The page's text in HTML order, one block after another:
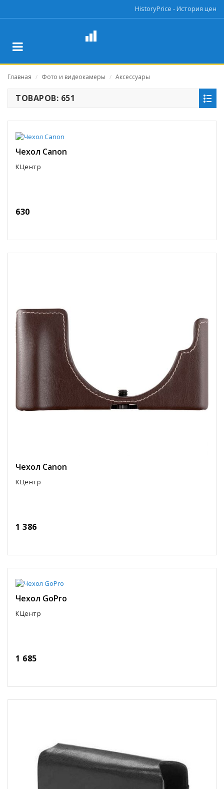
HistoryPrice - История цен
Главная / Фото и видеокамеры / Аксессуары
ТОВАРОВ: 651
Чехол Canon
КЦентр
630
Чехол Canon
КЦентр
1 386
Чехол GoPro
КЦентр
1 685